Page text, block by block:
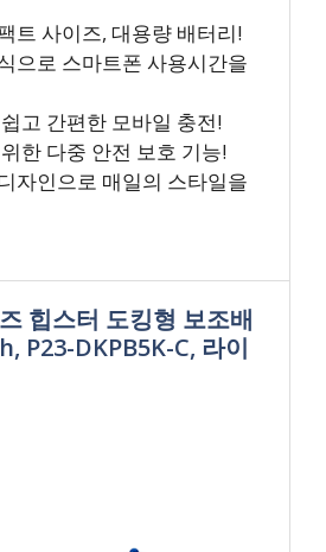
트 사이즈, 대용량 배터리!
으로 스마트폰 사용시간을
고 간편한 모바일 충전!
한 다중 안전 보호 기능!
자인으로 매일의 스타일을
힙스터 도킹형 보조배
P23-DKPB5K-C, 라이